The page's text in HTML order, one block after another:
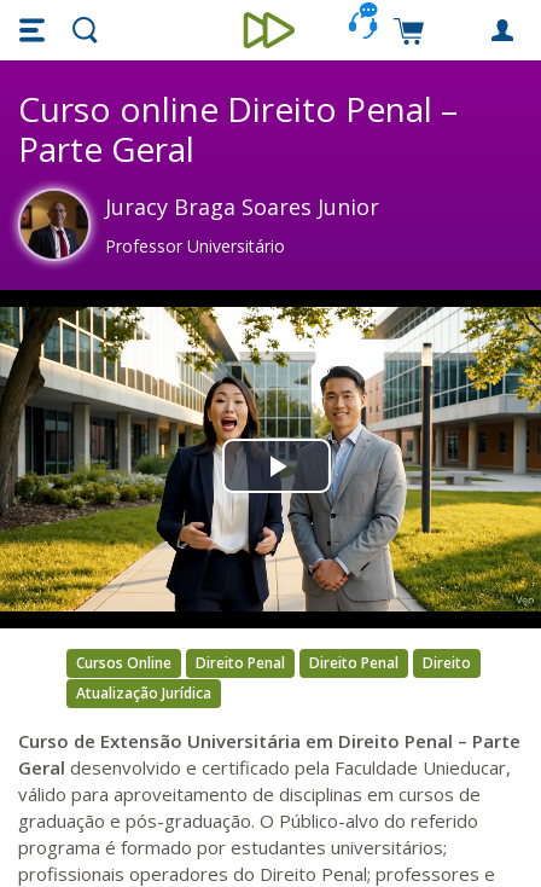
Skip main navigation
Skip to main content
Unieducar
Carrinho de
Curso online Direito Penal –
Parte Geral
Juracy Braga Soares Junior
Professor Universitário
Play
Video
Cursos Online Direito Penal Direito Penal
Direito
Atualização Jurídica
Curso de Extensão Universitária em Direito Penal – Parte
Geral desenvolvido e certificado pela Faculdade Unieducar,
válido para aproveitamento de disciplinas em cursos de
graduação e pós-graduação. O Público-alvo do referido
programa é formado por estudantes universitários;
profissionais operadores do Direito Penal; professores e